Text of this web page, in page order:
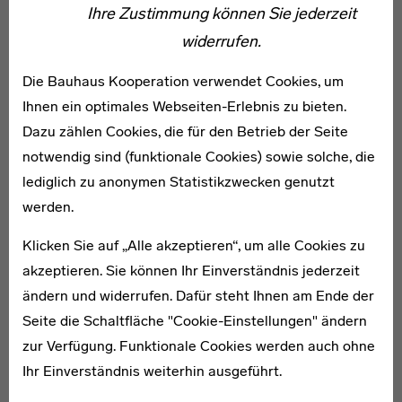
Ihre Zustimmung können Sie jederzeit
widerrufen.
Die Bauhaus Kooperation verwendet Cookies, um
Ihnen ein optimales Webseiten-Erlebnis zu bieten.
Dazu zählen Cookies, die für den Betrieb der Seite
notwendig sind (funktionale Cookies) sowie solche, die
lediglich zu anonymen Statistikzwecken genutzt
werden.
Klicken Sie auf „Alle akzeptieren“, um alle Cookies zu
akzeptieren. Sie können Ihr Einverständnis jederzeit
ändern und widerrufen. Dafür steht Ihnen am Ende der
Seite die Schaltfläche "Cookie-Einstellungen" ändern
zur Verfügung. Funktionale Cookies werden auch ohne
Ihr Einverständnis weiterhin ausgeführt.
Ausstellung 1923 war das seit 1996 zum UNESCO-
Welterbe gehörende Musterhaus „Haus Am Horn”. Die
ab 1920 im Raum stehende und durch mehrere
Entwurfsstadien hindurch verfolgte Idee einer
Bauhaussiedlung fand mit diesem, im Zusammenwirken
aller Werkstätten entstandenen Bau ihren Abschluss.
Der ausgeführte Entwurf des Malers Georg Muche
konnte sich in einer demokratischen Abstimmung unter
vorgelegte Konzept durchsetzen. Gleichwohl finden sich
starke Anklänge an Gropius’ Gedanken zu einem
„Baukasten im Großen“ und die daraus entwickelten
Typenhäuser Fred Forbats.